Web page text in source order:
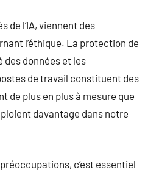
de l’IA, viennent des
l’éthique. La protection de
des données et les
de travail constituent des
de plus en plus à mesure que
davantage dans notre
c’est essentiel